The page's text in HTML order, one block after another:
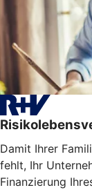
Damit Ihrer
fehlt, Ihr
Finanzierung